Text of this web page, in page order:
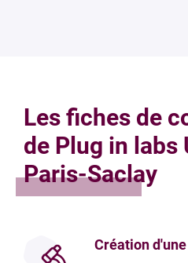
Les fiches de
de Plug in labs
Paris-Saclay
Création